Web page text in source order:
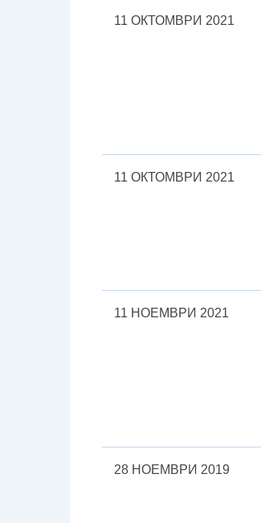
11 ОКТОМВРИ 2021
11 ОКТОМВРИ 2021
11 НОЕМВРИ 2021
28 НОЕМВРИ 2019